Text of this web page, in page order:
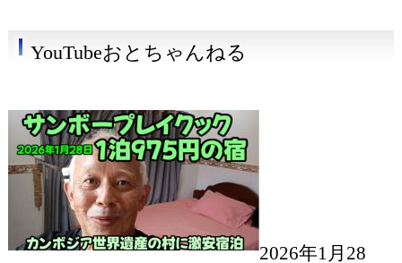
YouTubeおとちゃんねる
2026年1月28